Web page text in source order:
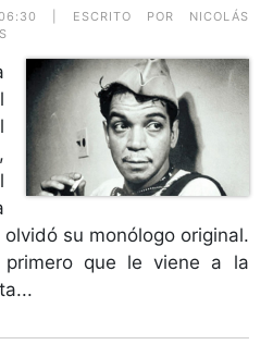
| ESCRITO POR
NICOLÁS
su monólogo original.
que le viene a la